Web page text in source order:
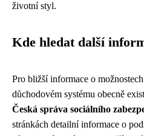
životní styl.
Kde hledat další
Pro bližší informace o
důchodovém systému obecně
Česká správa sociálního
stránkách detailní informace o